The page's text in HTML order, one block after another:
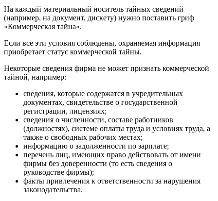
На каждый материальный носитель тайных сведений
(например, на документ, дискету) нужно поставить гриф
«Коммерческая тайна».
Если все эти условия соблюдены, охраняемая информация
приобретает статус коммерческой тайны.
Некоторые сведения фирма не может признать коммерческой
тайной, например:
сведения, которые содержатся в учредительных
документах, свидетельстве о государственной
регистрации, лицензиях;
сведения о численности, составе работников
(должностях), системе оплаты труда и условиях труда, а
также о свободных рабочих местах;
информацию о задолженности по зарплате;
перечень лиц, имеющих право действовать от имени
фирмы без доверенности (то есть сведения о
руководстве фирмы);
факты привлечения к ответственности за нарушения
законодательства.